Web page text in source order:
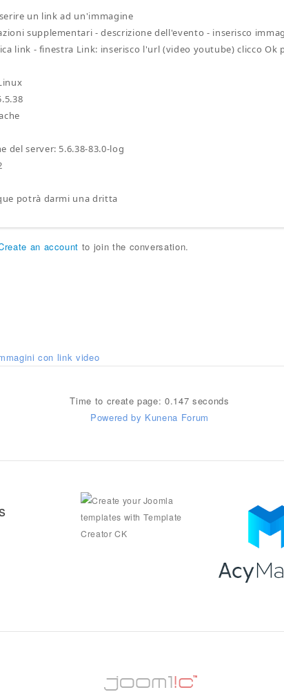
un link ad un'immagine
supplementari - descrizione dell'evento - inserisco
link - finestra Link: inserisco l'url (video youtube) clicco Ok
del server: 5.6.38-83.0-log
potrà darmi una dritta
an account to join the conversation.
con link video
Time to create page: 0.147 seconds
Powered by Kunena Forum